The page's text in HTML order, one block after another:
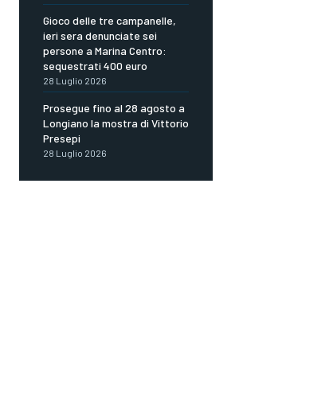
Gioco delle tre campanelle,
ieri sera denunciate sei
persone a Marina Centro:
sequestrati 400 euro
28 Luglio 2026
Prosegue fino al 28 agosto a
Longiano la mostra di Vittorio
Presepi
28 Luglio 2026